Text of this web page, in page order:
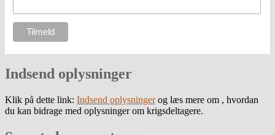
Indsend oplysninger
Klik på dette link: Indsend oplysningerog læs mere om , hvordan
du kan bidrage med oplysninger om krigsdeltagere.